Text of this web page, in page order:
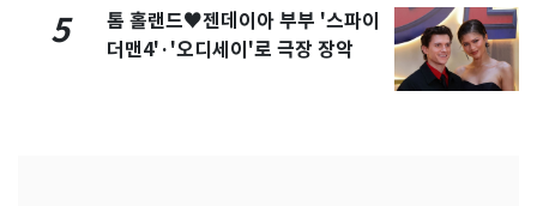
5
톰 홀랜드♥젠데이아 부부 '스파이
더맨4'·'오디세이'로 극장 장악